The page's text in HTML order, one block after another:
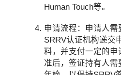
Human Touch等。
申请流程：申请人需
SRRV认证机构递交
料，并支付一定的申
准后，签证持有人需